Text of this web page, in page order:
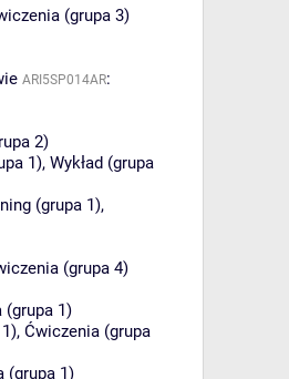
(grupa 3)
ARI5SP014AR:
2)
1), Wykład (grupa
(grupa 1),
(grupa 4)
(grupa 1)
, Ćwiczenia (grupa
(grupa 1)